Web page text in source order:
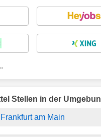
Stellen in der
Frankfurt am Main